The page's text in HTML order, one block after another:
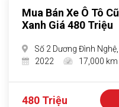
Mua Bán Xe Ô Tô
Xanh Giá 480 Triệu
Số 2 Dương Đình
2022
17,000 km
480 Triệu